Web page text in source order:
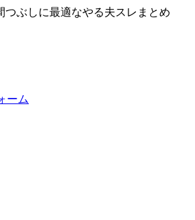
つぶしに最適なやる夫スレまとめ
ーム